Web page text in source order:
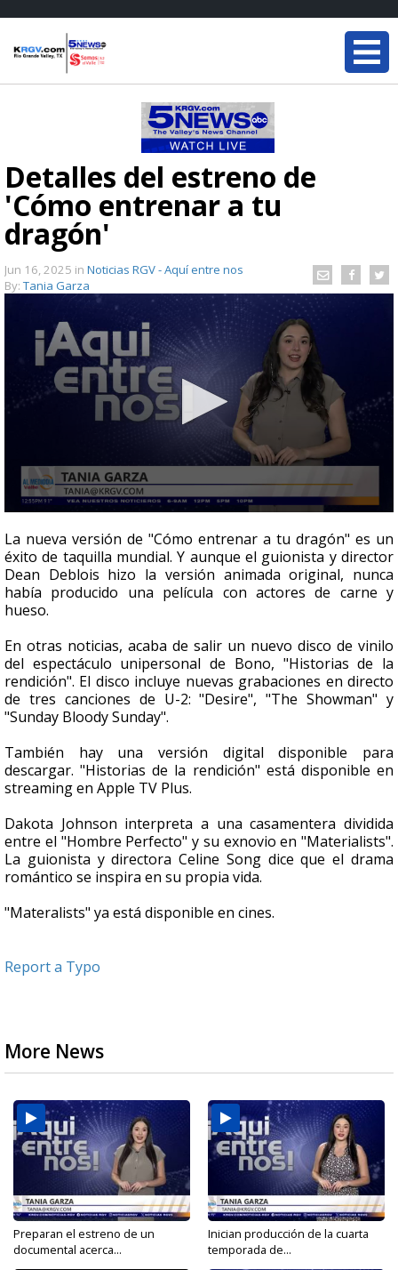
Detalles del estreno de
'Cómo entrenar a tu
dragón'
Jun 16, 2025 in Noticias RGV - Aquí entre nos
By: Tania Garza
seconds
of
2
minutes,
9
seconds
La nueva versión de "Cómo entrenar a tu dragón" es un
éxito de taquilla mundial. Y aunque el guionista y director
Dean Deblois hizo la versión animada original, nunca
había producido una película con actores de carne y
hueso.
En otras noticias, acaba de salir un nuevo disco de vinilo
del espectáculo unipersonal de Bono, "Historias de la
rendición". El disco incluye nuevas grabaciones en directo
de tres canciones de U-2: "Desire", "The Showman" y
"Sunday Bloody Sunday".
También hay una versión digital disponible para
descargar. "Historias de la rendición" está disponible en
streaming en Apple TV Plus.
Dakota Johnson interpreta a una casamentera dividida
entre el "Hombre Perfecto" y su exnovio en "Materialists".
La guionista y directora Celine Song dice que el drama
romántico se inspira en su propia vida.
"Materalists" ya está disponible en cines.
Report a Typo
More News
Preparan el estreno de un
documental acerca...
Inician producción de la cuarta
temporada de...